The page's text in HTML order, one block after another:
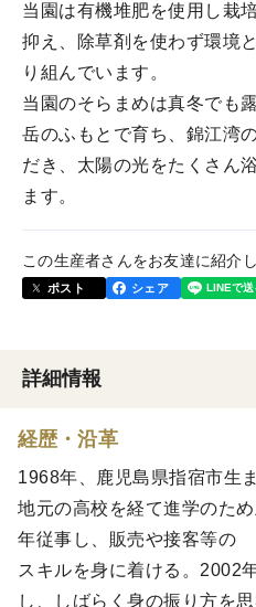
当園は有機堆肥を使用し栽
抑え、除草剤を使わず環境
り組んでいます。
当園のそらまめは真冬でも
岳のふもとで育ち、錦江湾
だき、太陽の光をたくさん
ます。
この生産者さんをお友達に紹介
ポスト シェア
詳細情報
経歴・沿革
1968年、鹿児島県指宿市生ま
地元の高校を経て進学のた
年従事し、販売や接客等の
スキルを身に着ける。2002
し、しばらく身の振り方を